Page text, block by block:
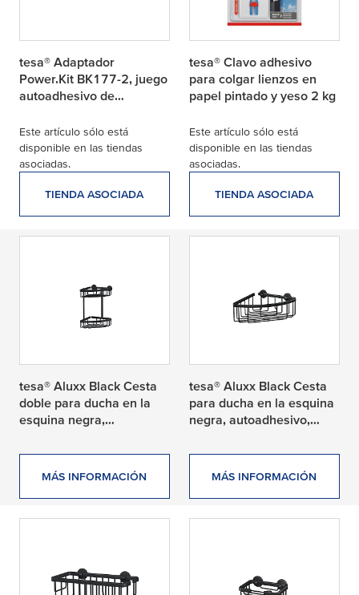
tesa® Adaptador
Power.Kit BK177-2, juego
autoadhesivo de
Este artículo sólo está
disponible en las tiendas
asociadas.
TIENDA ASOCIADA
tesa® Clavo adhesivo
para colgar lienzos en
papel pintado y yeso 2 kg
Este artículo sólo está
disponible en las tiendas
asociadas.
TIENDA ASOCIADA
tesa® Aluxx Black Cesta
doble para ducha en la
esquina negra,
anodizado
MÁS INFORMACIÓN
tesa® Aluxx Black Cesta
para ducha en la esquina
negra, autoadhesivo,
MÁS INFORMACIÓN